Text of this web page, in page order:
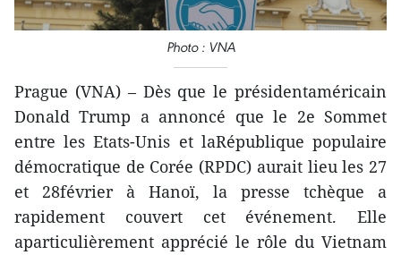
Photo : VNA
Prague (VNA) – Dès que le présidentaméricain
Donald Trump a annoncé que le 2e Sommet
entre les Etats-Unis et laRépublique populaire
démocratique de Corée (RPDC) aurait lieu les 27
et 28février à Hanoï, la presse tchèque a
rapidement couvert cet événement. Elle
aparticulièrement apprécié le rôle du Vietnam